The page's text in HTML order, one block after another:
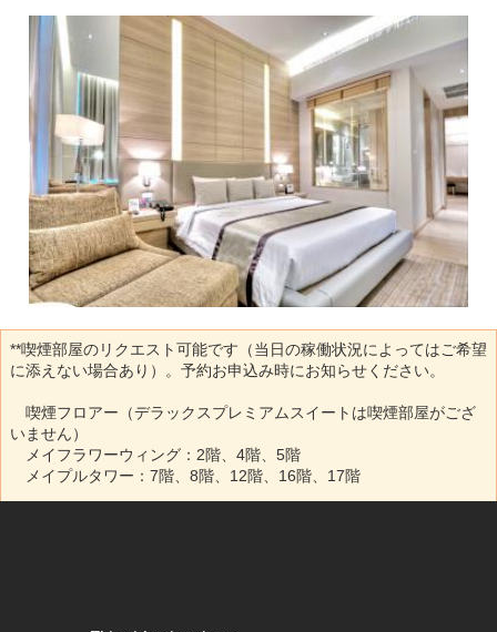
**喫煙部屋のリクエスト可能です（当日の稼働状況によってはご希望
に添えない場合あり）。予約お申込み時にお知らせください。
喫煙フロアー（デラックスプレミアムスイートは喫煙部屋がござ
いません）
メイフラワーウィング：2階、4階、5階
メイプルタワー：7階、8階、12階、16階、17階